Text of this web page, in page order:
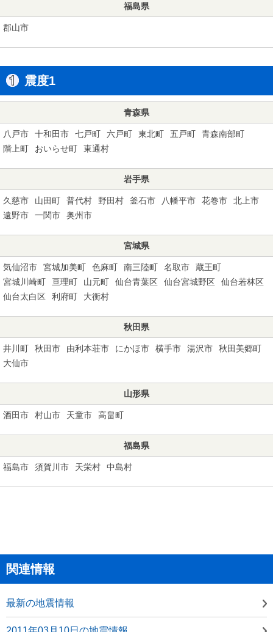
福島県
郡山市
震度1
青森県
八戸市 十和田市 七戸町 六戸町 東北町 五戸町
青森南部町
階上町
おいらせ町 東通村
岩手県
久慈市 山田町 普代村 野田村 釜石市 八幡平市 花巻市
北上市
遠野市
一関市 奥州市
宮城県
気仙沼市 宮城加美町 色麻町 南三陸町 名取市
蔵王町
宮城川崎町
亘理町 山元町 仙台青葉区 仙台宮城野区
仙台若林区
仙台太白区
利府町 大衡村
秋田県
井川町 秋田市 由利本荘市 にかほ市 横手市 湯沢市
秋田美郷町
大仙市
山形県
酒田市 村山市 天童市 高畠町
福島県
福島市 須賀川市 天栄村 中島村
関連情報
最新の地震情報